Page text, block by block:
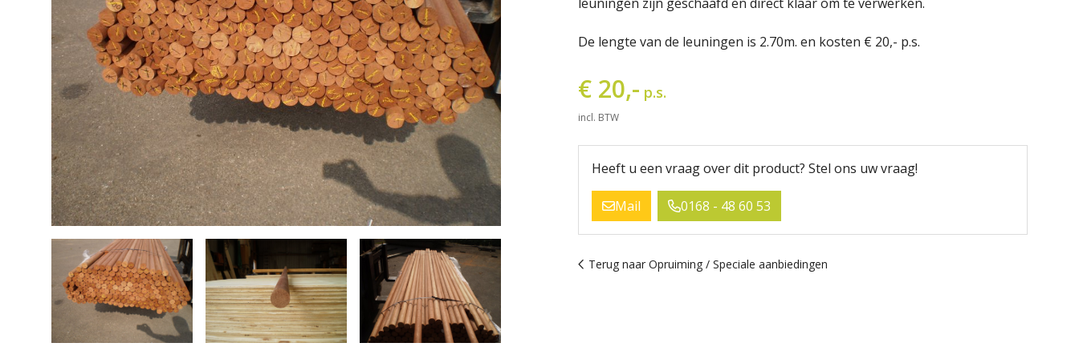
Bouwhout
Hardhout tuinhout
Tops elektrische gitaar
Douglas tuinhout
Steigerhout
Plaatmateriaal
Bouwhout
Vloerdelen
Siberisch Lariks
Geschuurde boomstambladen
Opruiming / Speciale
De lengte van de leuningen is 2.70m. en kosten € 20,- p.s.
€ 20,- p.s.
incl. BTW
Heeft u een vraag over dit product? Stel ons uw vraag!
Mail 0168 - 48 60 53
Terug naar Opruiming / Speciale aanbiedingen